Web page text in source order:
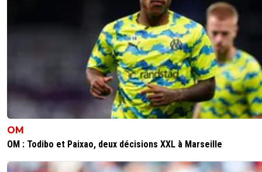
OM
OM : Todibo et Paixao, deux décisions XXL à Marseille